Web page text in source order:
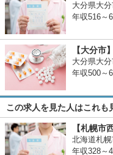
大分県大
年収516～
【大分
大分県大
年収500～
この求人を見た人はこれも
【札幌
北海道札
年収328～